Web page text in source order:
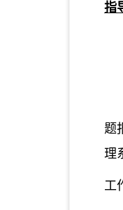
指
题
理
工